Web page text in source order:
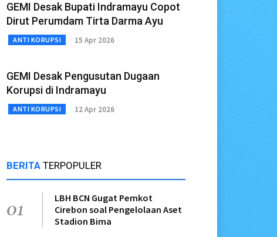
GEMI Desak Bupati Indramayu Copot
Dirut Perumdam Tirta Darma Ayu
ANTI KORUPSI 15 Apr 2026
GEMI Desak Pengusutan Dugaan
Korupsi di Indramayu
ANTI KORUPSI 12 Apr 2026
BERITA TERPOPULER
01
LBH BCN Gugat Pemkot
Cirebon soal Pengelolaan Aset
Stadion Bima